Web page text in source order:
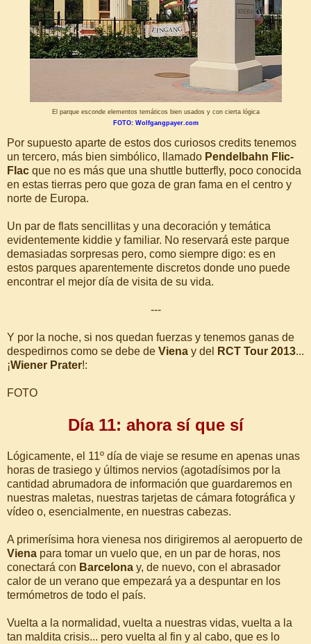
El parque esconde elementos temáticos bien usados y con cierta lógica
FOTO: Wolfgangpayer.com
Por supuesto aparte de estos dos curiosos credits tenemos
un tercero, más bien simbólico, llamado Pendelbahn Flic-
Flac que no es más que una shuttle butterfly, poco conocida
en estas tierras pero que goza de gran fama en el centro y
norte de Europa.
Un par de flats sencillitas y una decoración y temática
evidentemente kiddie y familiar. No reservará este parque
demasiadas sorpresas pero, como siempre digo: es en
estos parques aparentemente discretos donde uno puede
encontrar el mejor día de visita de su vida.
---
Y por la noche, si nos quedan fuerzas y tenemos ganas de
despedirnos como se debe de Viena y del RCT Tour 2013...
¡Wiener Prater!:
FOTO
Día 11: ahora sí que sí
Lógicamente, el 11º día de viaje se resume en apenas unas
horas de trasiego y últimos nervios (agotadísimos por la
cantidad abrumadora de información que guardaremos en
nuestras maletas, nuestras tarjetas de cámara fotográfica y
vídeo o, esencialmente, en nuestras cabezas.
A primerísima hora vienesa nos dirigiremos al aeropuerto de
Viena para tomar un vuelo que, en un par de horas, nos
conectará con Barcelona y, de nuevo, con el abrasador
calor de un verano que empezará ya a despuntar en los
termómetros de todo el país.
Vuelta a la normalidad, vuelta a nuestras vidas, vuelta a la
tan maldita crisis... pero vuelta al fin y al cabo, que es lo